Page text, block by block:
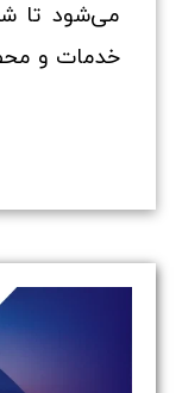
می‌شود تا
خدمات و